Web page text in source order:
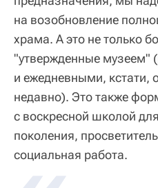
на возобновление
храма. А это не только
"утвержденные музеем"
и ежедневными, кстати,
недавно). Это также
с воскресной школой
поколения,
социальная работа.